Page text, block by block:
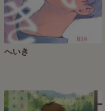
へいき